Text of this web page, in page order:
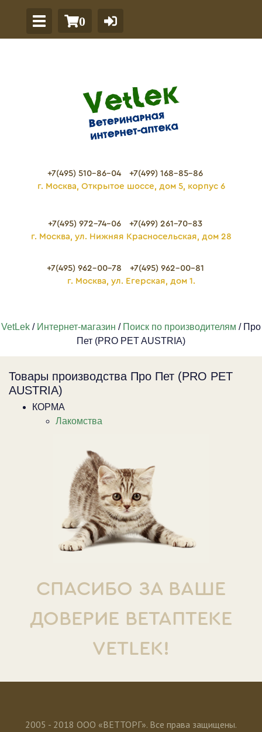
0
+7(495) 510-86-04
+7(499) 168-85-86
г. Москва, Открытое шоссе, дом 5, корпус 6
+7(495) 972-74-06
+7(499) 261-70-83
г. Москва, ул. Нижняя Красносельская, дом 28
+7(495) 962-00-78
+7(495) 962-00-81
г. Москва, ул. Егерская, дом 1.
VetLek / Интернет-магазин / Поиск по производителям / Про
Пет (PRO PET AUSTRIA)
Товары производства Про Пет (PRO PET
AUSTRIA)
КОРМА
Лакомства
СПАСИБО ЗА ВАШЕ
ДОВЕРИЕ ВЕТАПТЕКЕ
VETLEK!
2005 - 2018 ООО «ВЕТТОРГ». Все права защищены.